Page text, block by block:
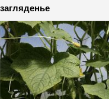
загляденье